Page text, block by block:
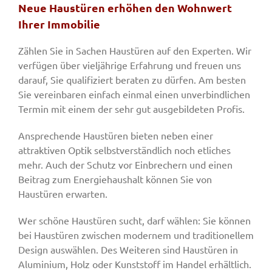
Neue Haustüren erhöhen den Wohnwert
Ihrer Immobilie
Zählen Sie in Sachen Haustüren auf den Experten. Wir
verfügen über vieljährige Erfahrung und freuen uns
darauf, Sie qualifiziert beraten zu dürfen. Am besten
Sie vereinbaren einfach einmal einen unverbindlichen
Termin mit einem der sehr gut ausgebildeten Profis.
Ansprechende Haustüren bieten neben einer
attraktiven Optik selbstverständlich noch etliches
mehr. Auch der Schutz vor Einbrechern und einen
Beitrag zum Energiehaushalt können Sie von
Haustüren erwarten.
Wer schöne Haustüren sucht, darf wählen: Sie können
bei Haustüren zwischen modernem und traditionellem
Design auswählen. Des Weiteren sind Haustüren in
Aluminium, Holz oder Kunststoff im Handel erhältlich.